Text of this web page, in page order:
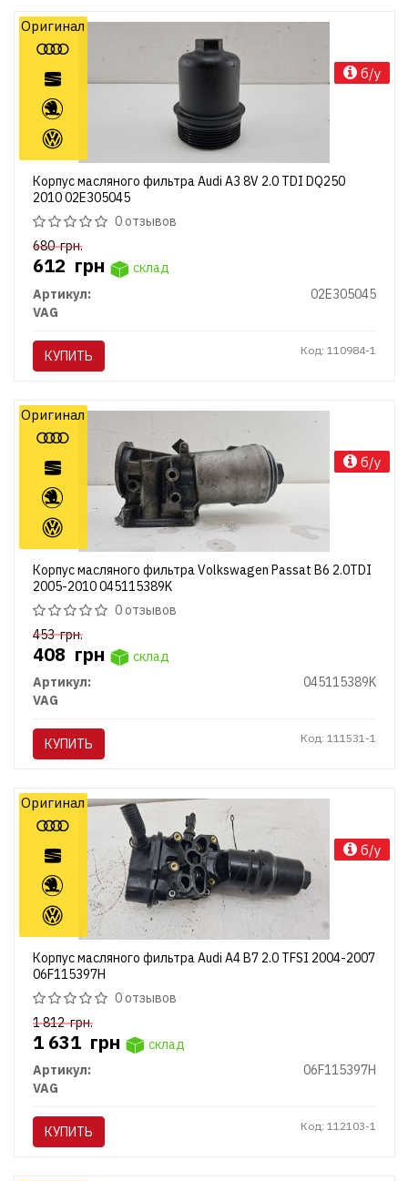
Корпус масляного фильтра Audi A3 8V 2.0 TDI DQ250
2010 02E305045
0 отзывов
680грн.
612 грн
склад
Артикул:
02E305045
VAG
КУПИТЬ Код: 110984-1
Оригинал
б/у
Корпус масляного фильтра Volkswagen Passat B6 2.0TDI
2005-2010 045115389K
0 отзывов
453грн.
408 грн
склад
Артикул:
045115389K
VAG
КУПИТЬ Код: 111531-1
Оригинал
б/у
Корпус масляного фильтра Audi A4 B7 2.0 TFSI 2004-2007
06F115397H
0 отзывов
1 812грн.
1 631 грн
склад
Артикул:
06F115397H
VAG
КУПИТЬ Код: 112103-1
Оригинал
б/у